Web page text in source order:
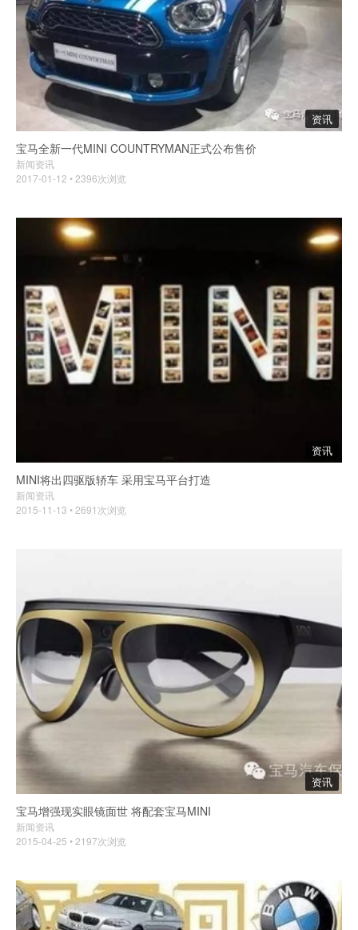
资讯
宝马全新一代MINI COUNTRYMAN正式公布售价
新闻资讯
2017-01-12 • 2396次浏览
资讯
MINI将出四驱版轿车 采用宝马平台打造
新闻资讯
2015-11-13 • 2691次浏览
资讯
宝马增强现实眼镜面世 将配套宝马MINI
新闻资讯
2015-04-25 • 2197次浏览